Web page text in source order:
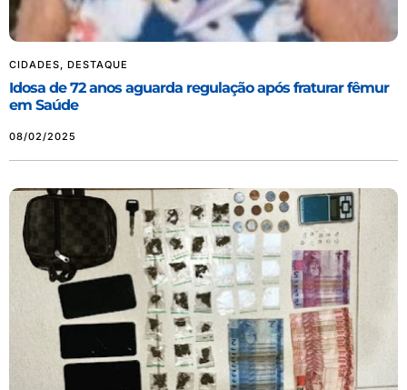
CIDADES, DESTAQUE
Idosa de 72 anos aguarda regulação após fraturar fêmur
em Saúde
08/02/2025